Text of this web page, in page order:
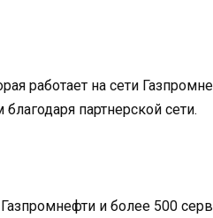
работает на сети
партнерской сети.
и более 500